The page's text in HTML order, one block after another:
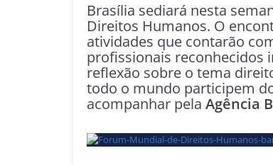
Brasília sediará nesta
Direitos Humanos. O
atividades que contarão
profissionais reconhecidos
reflexão sobre o tema
todo o mundo participem
acompanhar pela Agência